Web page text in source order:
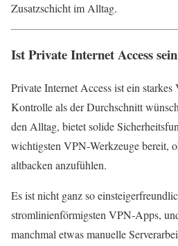
Zusatzschicht im Alltag.
Ist Private Internet Access
Private Internet Access ist ein
Kontrolle als der Durchschnitt
den Alltag, bietet solide
wichtigsten VPN‑Werkzeuge bereit,
altbacken anzufühlen.
Es ist nicht ganz so
stromlinienförmigsten VPN‑Apps,
manchmal etwas manuelle